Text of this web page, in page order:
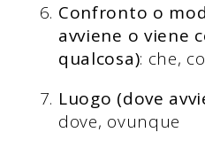
Confronto o
avviene o viene
qualcosa): che,
Luogo (dove
dove, ovunque